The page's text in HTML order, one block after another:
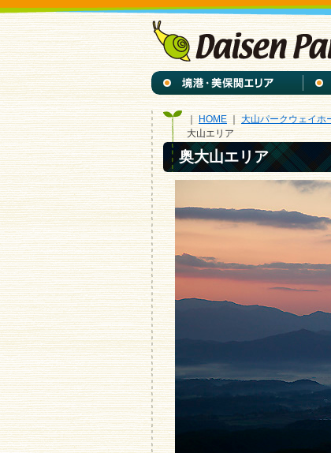
｜HOME｜大山パークウェイホ
大山エリア
奥大山エリア